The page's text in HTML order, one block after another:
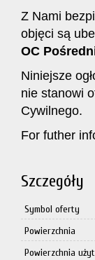
Z Nami
objęci są
OC
Niniejsze
nie stanowi
Cywilnego.
For futher
Szczegóły
Symbol oferty
Powierzchnia
Powierzchnia